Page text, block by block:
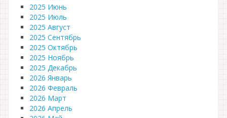
2025 Июнь
2025 Июль
2025 Август
2025 Сентябрь
2025 Октябрь
2025 Ноябрь
2025 Декабрь
2026 Январь
2026 Февраль
2026 Март
2026 Апрель